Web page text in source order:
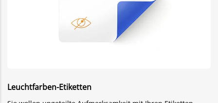
Leuchtfarben-Etiketten